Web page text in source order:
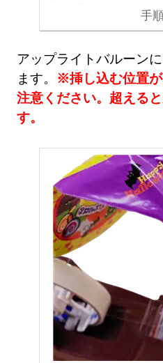
手
アップライトバルーン
ます。 ※挿し込む位置
注意ください。超える
す。